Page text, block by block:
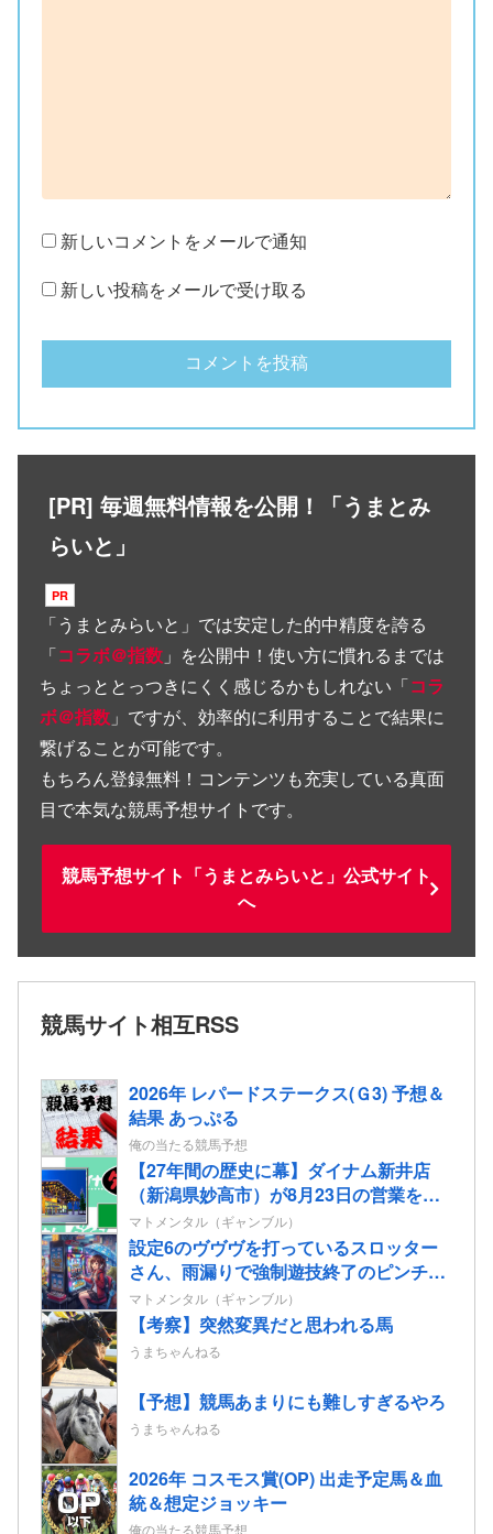
新しいコメントをメールで通知
新しい投稿をメールで受け取る
[PR] 毎週無料情報を公開！「うまとみ
らいと」
「うまとみらいと 」では安定した的中精度を誇る
「コラボ＠指数 」を公開中！使い方に慣れるまでは
ちょっととっつきにくく感じるかもしれない「コラ
ボ＠指数 」ですが、効率的に利用することで結果に
繋げることが可能です。
もちろん登録無料！コンテンツも充実している真面
目で本気な競馬予想サイトです。
競馬予想サイト「うまとみらいと」公式サイト
へ
競馬サイト相互RSS
2026年 レパードステークス(Ｇ3) 予想＆
結果 あっぷる
俺の当たる競馬予想
【27年間の歴史に幕】ダイナム新井店
（新潟県妙高市）が8月23日の営業をも
って閉店へ
マトメンタル（ギャンブル）
設定6のヴヴヴを打っているスロッター
さん、雨漏りで強制遊技終了のピンチ…
マトメンタル（ギャンブル）
【考察】突然変異だと思われる馬
うまちゃんねる
【予想】競馬あまりにも難しすぎるやろ
うまちゃんねる
2026年 コスモス賞(OP) 出走予定馬＆血
統＆想定ジョッキー
俺の当たる競馬予想